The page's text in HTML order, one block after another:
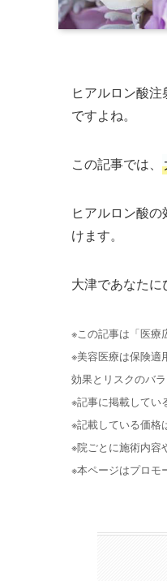
ヒアルロン酸
ですよね。
この記事では、
ヒアルロン酸
けます。
大津であなたに
※この記事は「医療
※美容医療は保険適
効果とリスクのバ
※記事に掲載してい
※記載している価格
※院ごとに施術内容
※本ページはプロモ